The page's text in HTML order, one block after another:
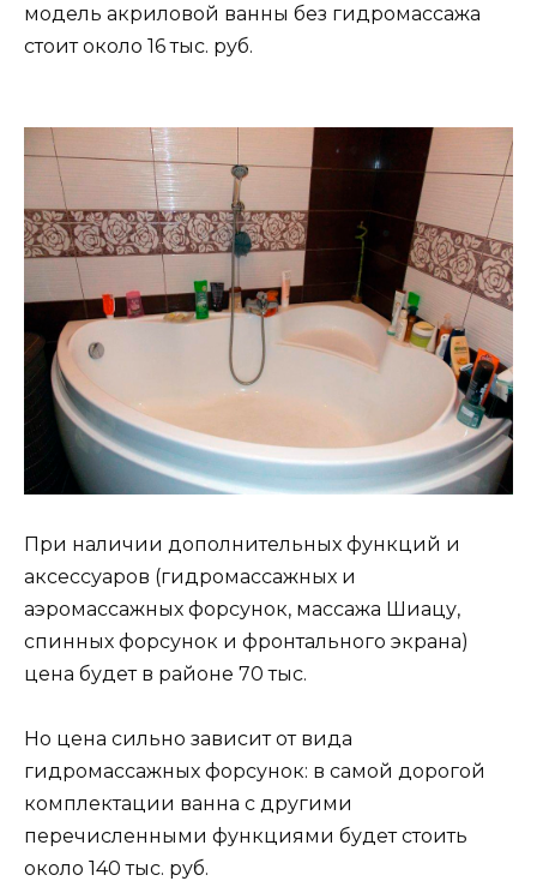
модель акриловой ванны без гидромассажа
стоит около 16 тыс. руб.
При наличии дополнительных функций и
аксессуаров (гидромассажных и
аэромассажных форсунок, массажа Шиацу,
спинных форсунок и фронтального экрана)
цена будет в районе 70 тыс.
Но цена сильно зависит от вида
гидромассажных форсунок: в самой дорогой
комплектации ванна с другими
перечисленными функциями будет стоить
около 140 тыс. руб.